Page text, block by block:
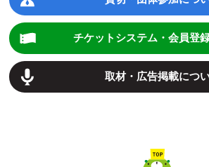
チケットシステム・会員登
取材・広告掲載につ